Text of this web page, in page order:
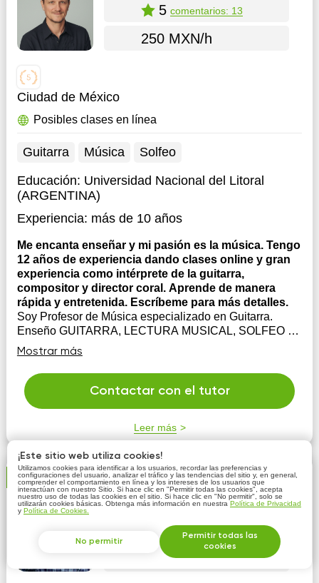
5 comentarios: 13
250 MXN/h
Ciudad de México
Posibles clases en línea
Guitarra Música
Solfeo
Educación: Universidad Nacional del Litoral
(ARGENTINA)
Experiencia: más de 10 años
Me encanta enseñar y mi pasión es la música. Tengo
12 años de experiencia dando clases online y gran
experiencia como intérprete de la guitarra,
compositor y director coral. Aprende de manera
rápida y entretenida. Escríbeme para más detalles.
Soy Profesor de Música especializado en Guitarra.
Enseño GUITARRA, LECTURA MUSICAL, SOLFEO y
ARMONÍA (Todas las edades). Doy clases en línea a
alumnos de varios países. Mi método es flexible, por eso
aprenderás velozmente. Desde tu primera clase tocarás
las músicas que más te gustan, con técnicas ...
Mostrar más
Contactar con el tutor
Leer más
Profesor Verificado
Oscar Parache
5 comentarios: 13
250 MXN/h
¡Este sitio web utiliza cookies!
Utilizamos cookies para identificar a los usuarios, recordar las preferencias y
configuraciones del usuario, analizar el tráfico y las tendencias del sitio y, en general,
comprender el comportamiento en línea y los intereses de los usuarios que
interactúan con nuestro Sitio. Si hace clic en "Permitir todas las cookies", acepta
nuestro uso de todas las cookies en el sitio. Si hace clic en "No permitir", solo se
utilizarán cookies básicas. Obtenga más información en nuestra Política de Privacidad
y Política de Cookies.
Permitir todas las
cookies
No permitir